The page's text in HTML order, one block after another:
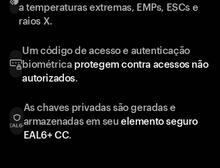
a temperaturas extremas, EMPs, ESCs e
raios X.
Um código de acesso e autenticação
biométrica protegem contra acessos não
autorizados.
As chaves privadas são geradas e
armazenadas em seu elemento seguro
EAL6+ CC.